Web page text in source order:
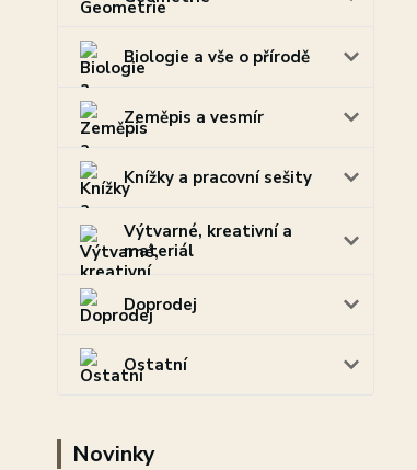
Biologie a vše o přírodě
Zeměpis a vesmír
Knížky a pracovní sešity
Výtvarné, kreativní a
materiál
Doprodej
Ostatní
Novinky